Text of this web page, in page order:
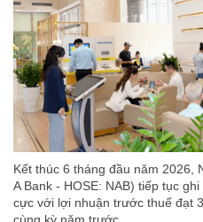
Kết thúc 6 tháng đầu năm 2026,
A Bank - HOSE: NAB) tiếp tục
cực với lợi nhuận trước thuế đạt